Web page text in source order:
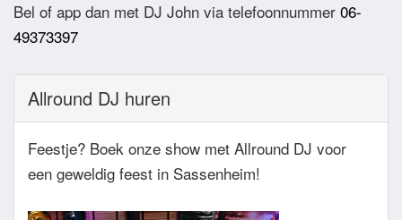
feest eraan komt zullen we nog even contact
hebben betreft de muziekwensen en de planning
van de avond. Daarnaast zijn wij altijd bereikbaar
zowel telefonisch, via e-mail of de app.
Bel of app dan met DJ John via telefoonnummer 06-
49373397
Allround DJ huren
Feestje? Boek onze show met Allround DJ voor
een geweldig feest in Sassenheim!